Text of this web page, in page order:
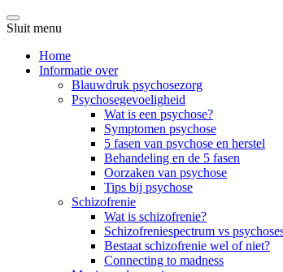
Sluit menu
Home
Informatie over
Blauwdruk psychosezorg
Psychosegevoeligheid
Wat is een psychose?
Symptomen psychose
5 fasen van psychose en herstel
Behandeling en de 5 fasen
Oorzaken van psychose
Tips bij psychose
Schizofrenie
Wat is schizofrenie?
Schizofreniespectrum vs
Bestaat schizofrenie wel of niet?
Connecting to madness